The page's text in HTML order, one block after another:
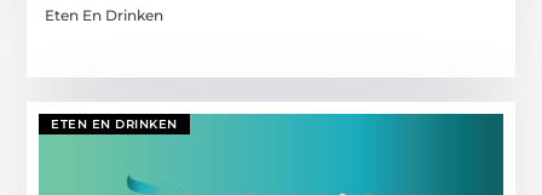
Eten En Drinken
ETEN EN DRINKEN